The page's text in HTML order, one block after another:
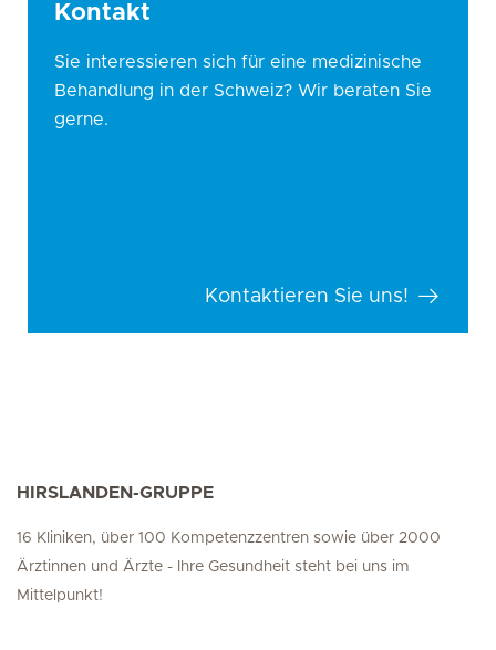
Kontakt
Sie interessieren sich für eine medizinische
Behandlung in der Schweiz? Wir beraten Sie
gerne.
Kontaktieren Sie uns!
HIRSLANDEN-GRUPPE
16 Kliniken, über 100 Kompetenzzentren sowie über 2000
Ärztinnen und Ärzte - Ihre Gesundheit steht bei uns im
Mittelpunkt!